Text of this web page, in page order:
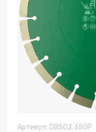
Артикул: DBS02.350P